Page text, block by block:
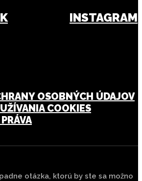
INSTAGRAM
OSOBNÝCH ÚDAJOV
COOKIES
otázka, ktorú by ste sa možno